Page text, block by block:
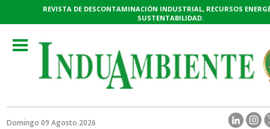
REVISTA DE DESCONTAMINACIÓN INDUSTRIAL, RECURSOS
SUSTENTABILIDAD.
Toggle
navigation
Domingo 09 Agosto 2026